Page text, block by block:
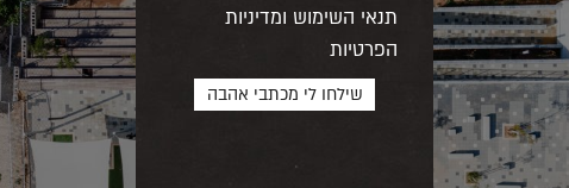
תנאי השימוש ומדיניות
הפרטיות